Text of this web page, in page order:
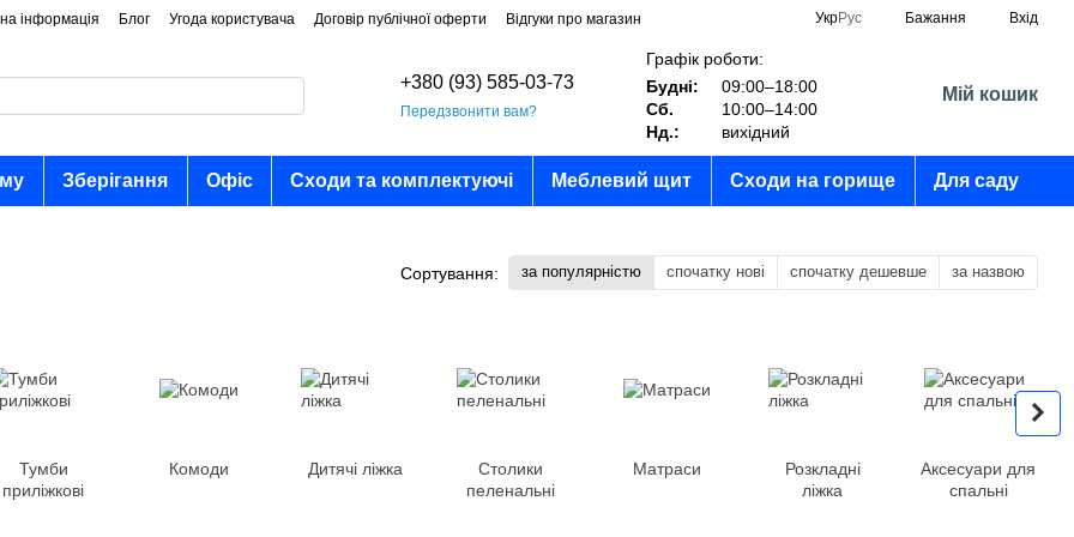
інформація Блог Угода користувача Договір публічної оферти Відгуки про магазин УкрРус Бажання Вхід
+380 (93) 585-03-73
Передзвонити вам?
Графік роботи:
Будні:
09:00–18:00
Сб.
10:00–14:00
Нд.:
вихідний
Мій кошик
Зберігання Офіс Сходи та комплектуючі Меблевий щит Сходи на горище Для саду
Сортування: за популярністю спочатку нові спочатку дешевше за назвою
Тумби
приліжкові
Комоди Дитячі ліжка
Столики
пеленальні
Матраси
Розкладні
ліжка
Аксесуари для
спальні